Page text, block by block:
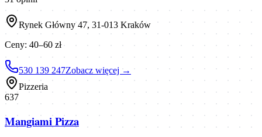
Rynek Główny 47, 31-013 Kraków
Ceny:40–60 zł
530 139 247Zobacz więcej →
Pizzeria
637
Mangiami Pizza